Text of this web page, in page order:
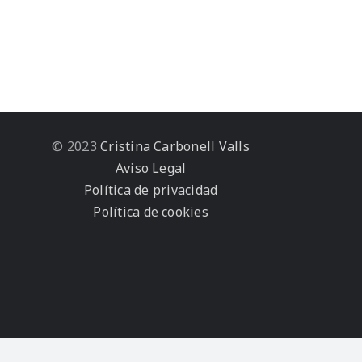
© 2023 Cristina Carbonell Valls
Aviso Legal
Política de privacidad
Política de cookies